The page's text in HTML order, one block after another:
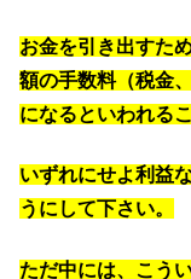
お金を引き出すた
額の手数料（税金
になるといわれる
いずれにせよ利益
うにして下さい。
ただ中には、こう